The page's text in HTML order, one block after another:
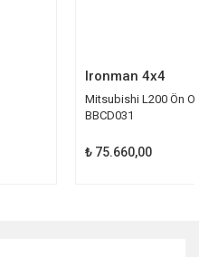
Ironman 4x4
Mitsubishi L200 Ön
BBCD031
₺ 75.660,00